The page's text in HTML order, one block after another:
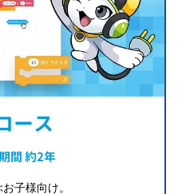
ース
間 約2年
子様向け。